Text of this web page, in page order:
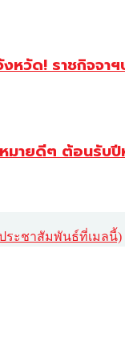
หวัด! ราชกิจจา
มายดีๆ ต้อนรับ
ประชาสัมพันธ์ที่เมลนี้)